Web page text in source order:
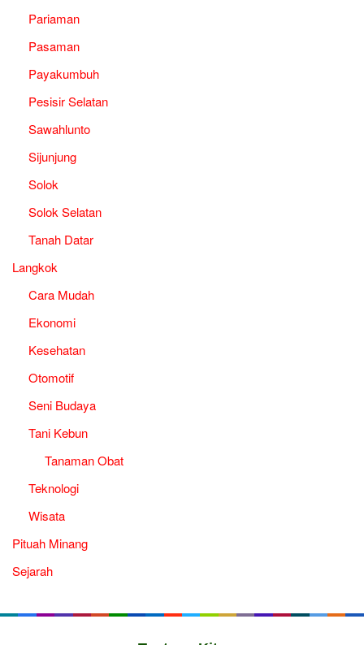
Pariaman
Pasaman
Payakumbuh
Pesisir Selatan
Sawahlunto
Sijunjung
Solok
Solok Selatan
Tanah Datar
Langkok
Cara Mudah
Ekonomi
Kesehatan
Otomotif
Seni Budaya
Tani Kebun
Tanaman Obat
Teknologi
Wisata
Pituah Minang
Sejarah